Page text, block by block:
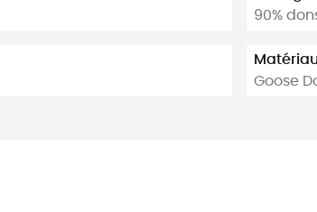
90%
Goose